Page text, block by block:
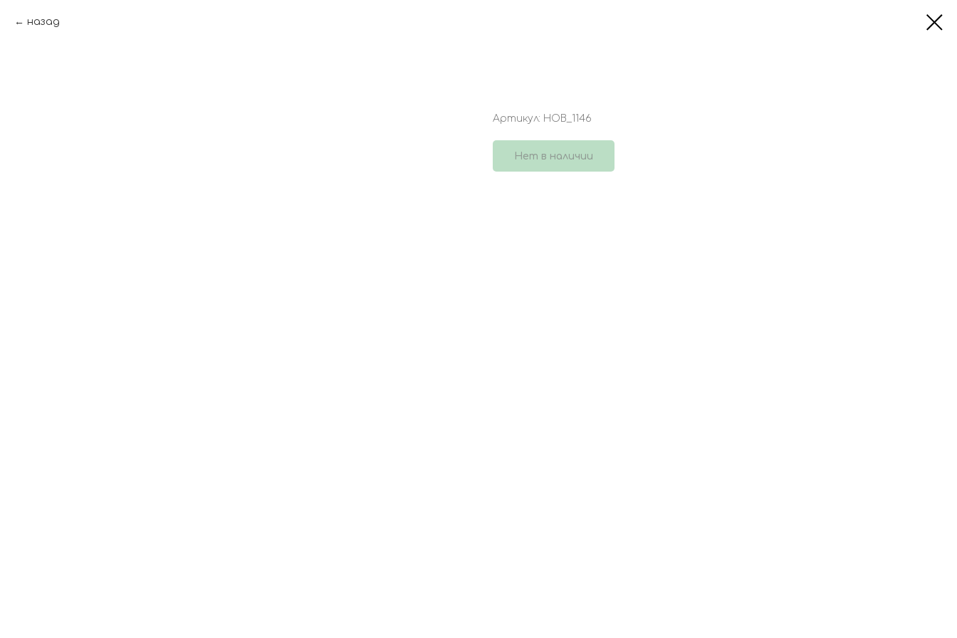
назад
Артикул: НОВ_1146
Нет в наличии